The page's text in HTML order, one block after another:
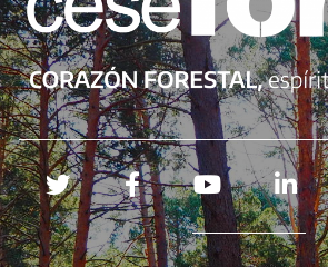
Redes sociales